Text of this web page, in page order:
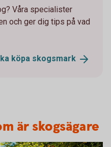
Våra specialister
och ger dig tips på vad
köpa skogsmark
är skogsägare